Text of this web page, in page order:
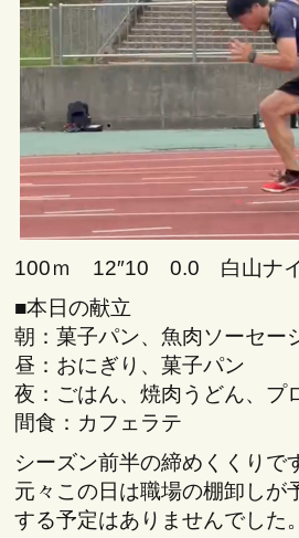
100ｍ 12″10 0.0 白山ナ
■本日の献立
朝：菓子パン、魚肉ソーセー
昼：おにぎり、菓子パン
夜：ごはん、焼肉うどん、プ
間食：カフェラテ
シーズン前半の締めくくりで
元々この日は職場の棚卸しが
する予定はありませんでした